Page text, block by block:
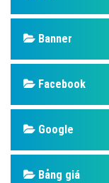
Banner
Facebook
Google
Bảng giá